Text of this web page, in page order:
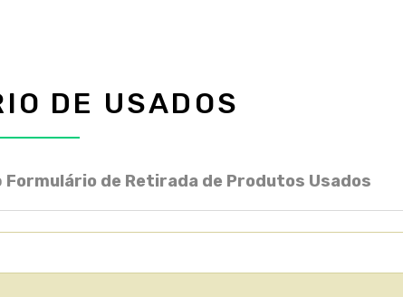
DE USADOS
Formulário de Retirada de Produtos Usados